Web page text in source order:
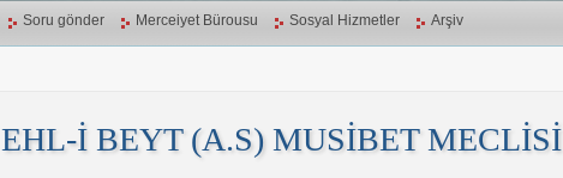
Soru gönder Merceiyet Bürousu Sosyal Hizmetler Arşiv
EHL-İ BEYT (A.S) MUSİBET MECLİSİ